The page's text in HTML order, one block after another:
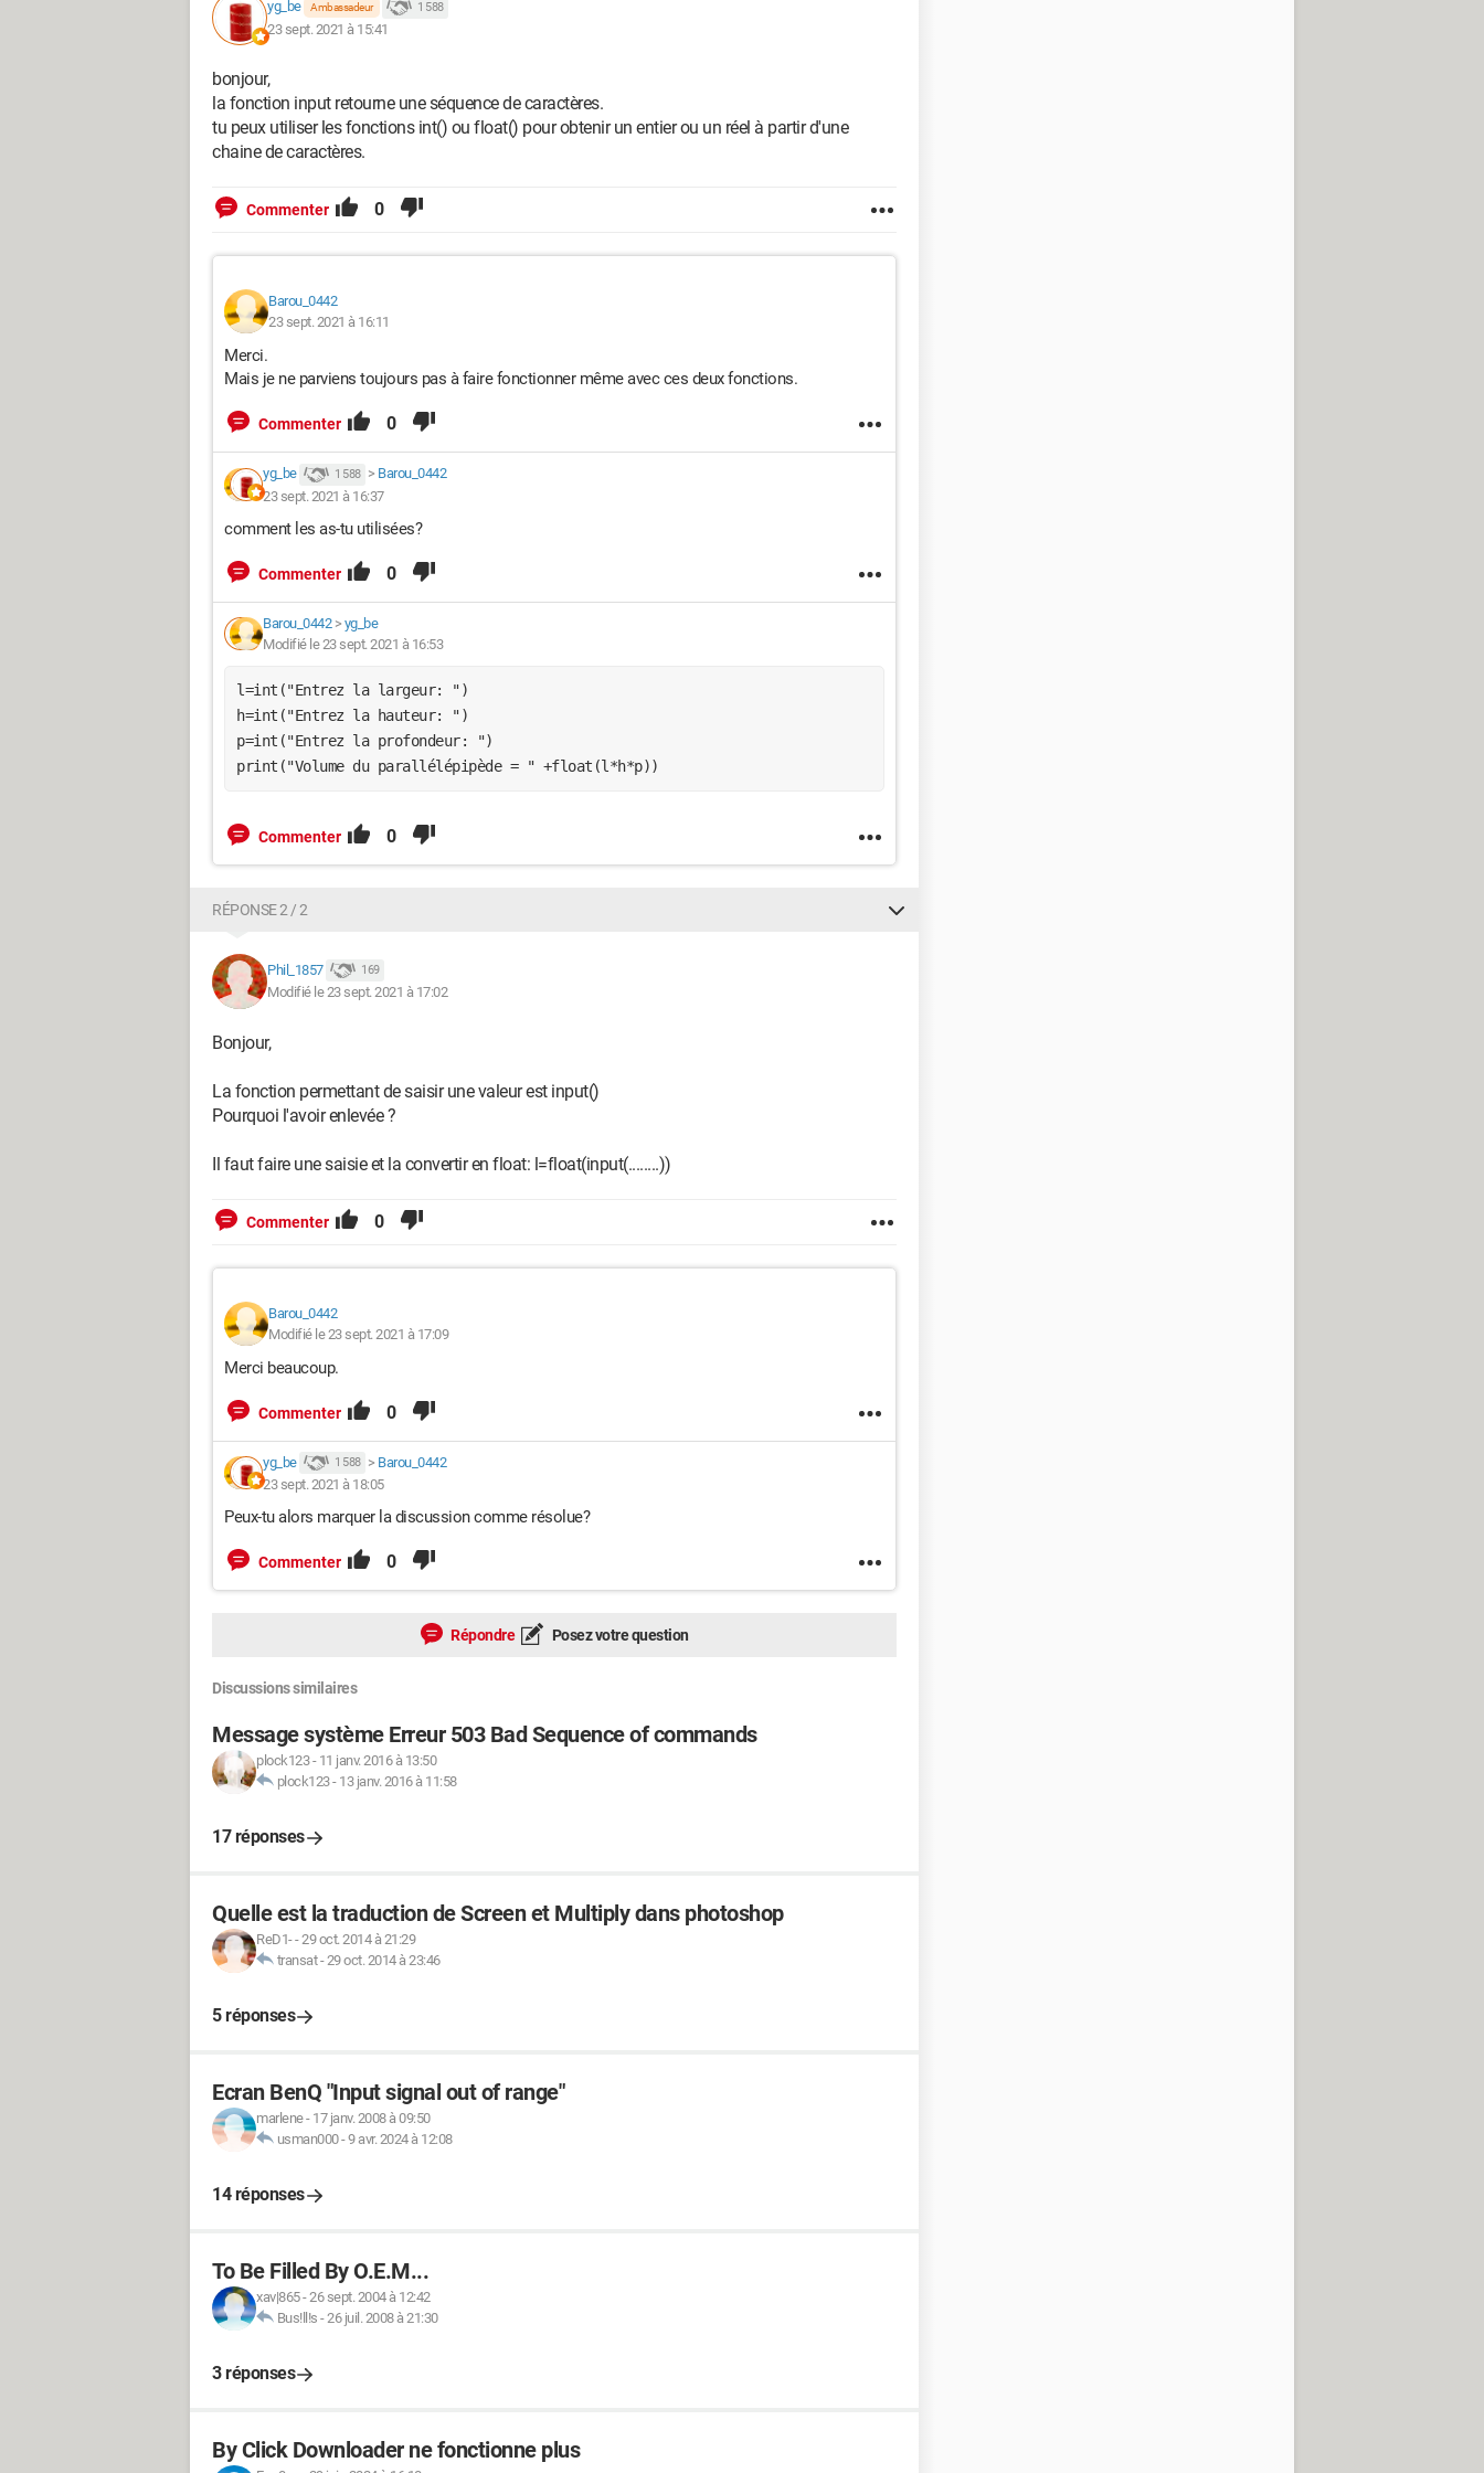
yg_be Ambassadeur 1 588
23 sept. 2021 à 15:41
bonjour,
la fonction input retourne une séquence de caractères.
tu peux utiliser les fonctions int() ou float() pour obtenir un entier ou un réel à partir d'une
chaine de caractères.
Commenter 0
Barou_0442
23 sept. 2021 à 16:11
Merci.
Mais je ne parviens toujours pas à faire fonctionner même avec ces deux fonctions.
Commenter 0
yg_be 1 588 > Barou_0442
23 sept. 2021 à 16:37
comment les as-tu utilisées?
Commenter 0
Barou_0442> yg_be
Modifié le 23 sept. 2021 à 16:53
l=int("Entrez la largeur: ")
h=int("Entrez la hauteur: ")
p=int("Entrez la profondeur: ")
print("Volume du parallélépipède = " +float(l*h*p))
Commenter 0
RÉPONSE 2 / 2
Phil_1857 169
Modifié le 23 sept. 2021 à 17:02
Bonjour,
La fonction permettant de saisir une valeur est input()
Pourquoi l'avoir enlevée ?
Il faut faire une saisie et la convertir en float: l=float(input(........))
Commenter 0
Barou_0442
Modifié le 23 sept. 2021 à 17:09
Merci beaucoup.
Commenter 0
yg_be 1 588 > Barou_0442
23 sept. 2021 à 18:05
Peux-tu alors marquer la discussion comme résolue?
Commenter 0
Répondre Posez votre question
Discussions similaires
Message système Erreur 503 Bad Sequence of commands
plock123- 11 janv. 2016 à 13:50
plock123- 13 janv. 2016 à 11:58
17 réponses
Quelle est la traduction de Screen et Multiply dans photoshop
ReD1--29 oct. 2014 à 21:29
transat-29 oct. 2014 à 23:46
5 réponses
Ecran BenQ "Input signal out of range"
marlene- 17 janv. 2008 à 09:50
usman000-9 avr. 2024 à 12:08
14 réponses
To Be Filled By O.E.M...
xav|865-26 sept. 2004 à 12:42
Bus!ll!s -26 juil. 2008 à 21:30
3 réponses
By Click Downloader ne fonctionne plus